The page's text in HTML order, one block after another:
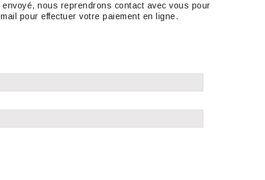
nous reprendrons contact avec vous pour
pour effectuer votre paiement en ligne.